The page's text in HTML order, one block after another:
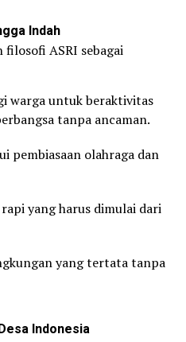
Indah
filosofi ASRI sebagai
warga untuk beraktivitas
tanpa ancaman.
pembiasaan olahraga dan
yang harus dimulai dari
yang tertata tanpa
Indonesia